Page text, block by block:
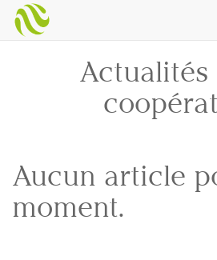
Actualités
Aucun article
moment.